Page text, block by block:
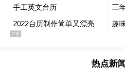
热点新闻